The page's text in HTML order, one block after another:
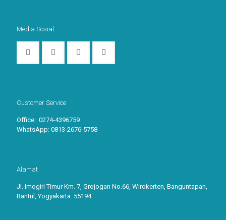
Media Sosial
Customer Service
Office: 0274-4396759
WhatsApp: 0813-2676-5758
Alamat
Jl. Imogiri Timur Km. 7, Grojogan No.66, Wirokerten, Banguntapan,
Bantul, Yogyakarta. 55194